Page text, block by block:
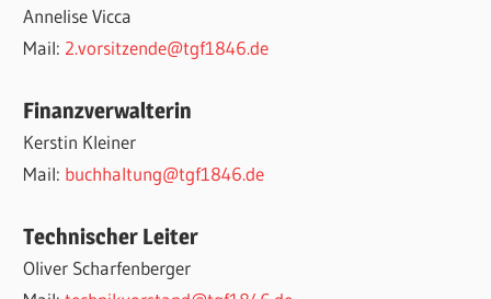
Annelise Vicca
Mail: 2.vorsitzende@tgf1846.de
Finanzverwalterin
Kerstin Kleiner
Mail: buchhaltung@tgf1846.de
Technischer Leiter
Oliver Scharfenberger